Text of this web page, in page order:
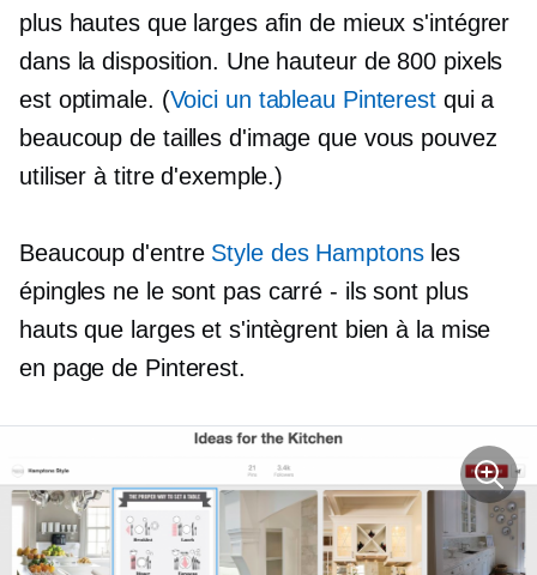
plus hautes que larges afin de mieux s'intégrer
dans la disposition. Une hauteur de 800 pixels
est optimale. (Voici un tableau Pinterestqui a
beaucoup de tailles d'image que vous pouvez
utiliser à titre d'exemple.)
Beaucoup d'entre Style des Hamptonsles
épingles ne le sont pas carré - ilssont plus
hauts que larges et s'intègrent bien à la mise
en page de Pinterest.